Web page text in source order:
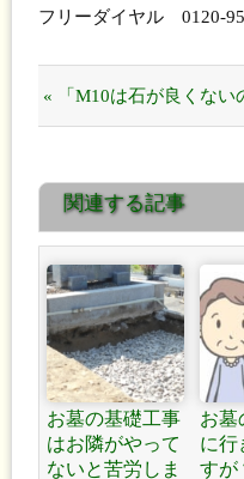
フリーダイヤル 0120-
« 「M10は石が良くない
事は無いですよ！」
関連する記事
お墓の基礎工事
はお隣がやって
ないと苦労しま
お墓
に行
すが